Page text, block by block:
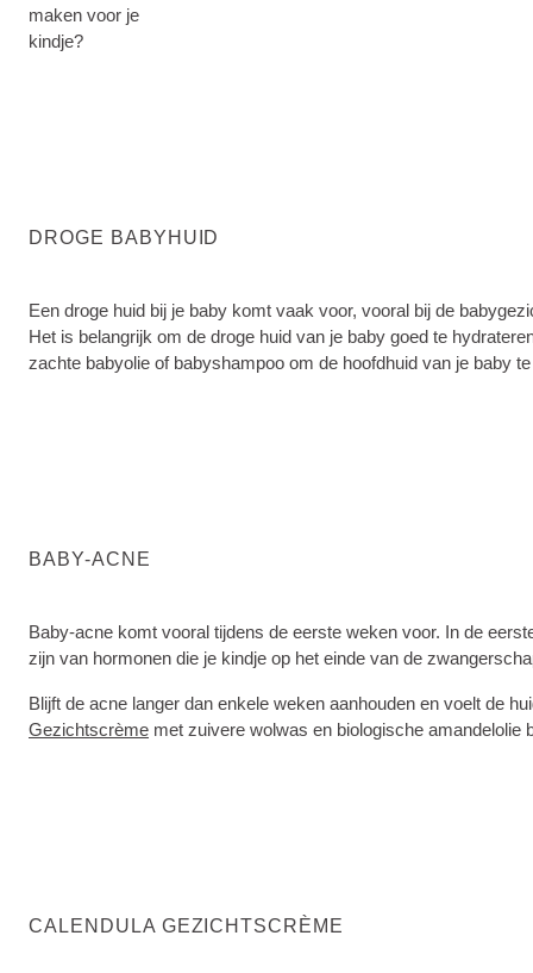
maken voor je
kindje?
DROGE BABYHUID
Een droge huid bij je baby komt vaak voor, vooral bij de
Het is belangrijk om de droge huid van je baby goed te
zachte babyolie of babyshampoo om de hoofdhuid van je baby
BABY-ACNE
Baby-acne komt vooral tijdens de eerste weken voor. In de
zijn van hormonen die je kindje op het einde van de
Blijft de acne langer dan enkele weken aanhouden en voelt de
Gezichtscrème met zuivere wolwas en biologische
CALENDULA GEZICHTSCRÈME